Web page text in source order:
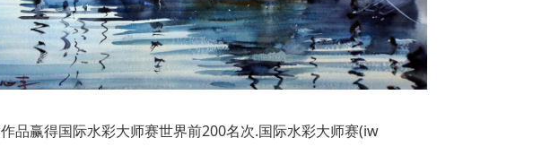
作品赢得国际水彩大师赛世界前200名次.国际水彩大师赛(iw